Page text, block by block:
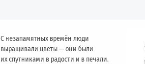
С незапамятных времён люди
выращивали цветы — они были
их спутниками в радости и в печали.